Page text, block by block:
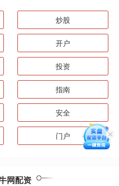
炒股
开户
投资
指南
安全
门户
网配资